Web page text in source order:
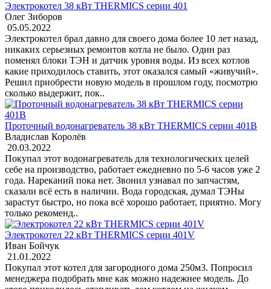
Электрокотел 38 кВт THERMICS серии 401
Олег Зиборов
05.05.2022
Электрокотел брал давно для своего дома более 10 лет назад,
никаких серьезных ремонтов котла не было. Один раз
поменял блоки ТЭН и датчик уровня воды. Из всех котлов
какие приходилось ставить, этот оказался самый «живучий».
Решил приобрести новую модель в прошлом году, посмотрю
сколько выдержит, пок..
Проточный водонагреватель 38 кВт THERMICS серии 401В
Владислав Королёв
20.03.2022
Покупал этот водонагреватель для технологических целей
себе на производство, работает ежедневно по 5-6 часов уже 2
года. Нареканий пока нет. Звонил узнавал по запчастям,
сказали всё есть в наличии. Вода городская, думал ТЭНы
зарастут быстро, но пока всё хорошо работает, приятно. Могу
только рекоменд..
Электрокотел 22 кВт THERMICS серии 401V
Иван Бойчук
21.01.2022
Покупал этот котел для загородного дома 250м3. Попросил
менеджера подобрать мне как можно надежнее модель. До